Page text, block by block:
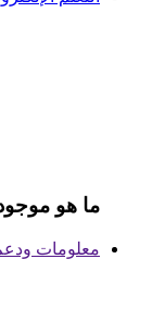
ما هو
معلومات